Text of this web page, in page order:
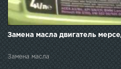
Замена масла двигатель
Замена масла